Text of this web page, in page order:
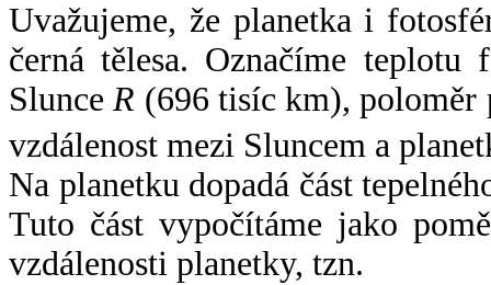
Uvažujeme, že planetka i
černá tělesa. Označíme
SlunceR (696 tisíc km),
vzdálenost mezi Sluncem a
Na planetku dopadá část
Tuto část vypočítáme jako
vzdálenosti planetky, tzn.